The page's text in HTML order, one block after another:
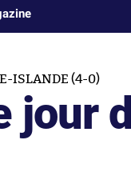
ISLANDE (4-0)
jour